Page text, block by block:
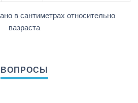
в сантиметрах относительно
вазраста